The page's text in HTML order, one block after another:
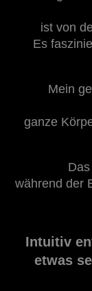
ist von
Es
Mein
ganze
während der
Intuitiv
etwas